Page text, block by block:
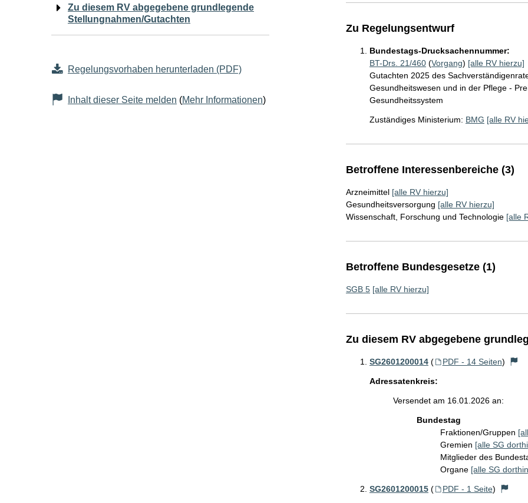
Zu diesem RV abgegebene grundlegende
Stellungnahmen/Gutachten
Regelungsvorhaben herunterladen (PDF)
Inhalt dieser Seite melden (Mehr Informationen)
Zu Regelungsentwurf
Bundestags-Drucksachennummer:
BT-Drs. 21/460(Vorgang) [alle RV hierzu]
Gutachten 2025 des
Gesundheitswesen und in der Pflege -
Gesundheitssystem
Zuständiges Ministerium: BMG [alle RV
Betroffene Interessenbereiche (3)
Arzneimittel [alle RV hierzu]
Gesundheitsversorgung [alle RV hierzu]
Wissenschaft, Forschung und Technologie [alle
Betroffene Bundesgesetze (1)
SGB 5 [alle RV hierzu]
Zu diesem RV abgegebene
SG2601200014 ( PDF - 14 Seiten)
Adressatenkreis:
Versendet am 16.01.2026 an:
Bundestag
Fraktionen/Gruppen
Gremien [alle SG
Mitglieder des
Organe [alle SG
SG2601200015 ( PDF - 1 Seite)